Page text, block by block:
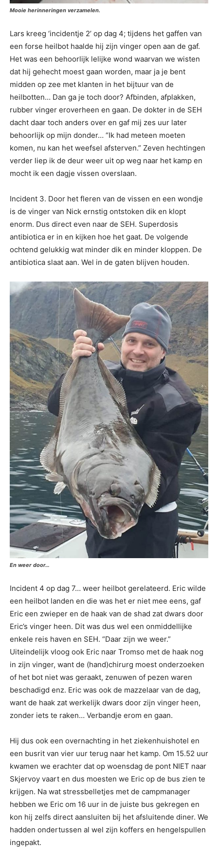
Mooie herinneringen verzamelen.
Lars kreeg ‘incidentje 2’ op dag 4; tijdens het gaffen van
een forse heilbot haalde hij zijn vinger open aan de gaf.
Het was een behoorlijk lelijke wond waarvan we wisten
dat hij gehecht moest gaan worden, maar ja je bent
midden op zee met klanten in het bijtuur van de
heilbotten… Dan ga je toch door? Afbinden, afplakken,
rubber vinger eroverheen en gaan. De dokter in de SEH
dacht daar toch anders over en gaf mij zes uur later
behoorlijk op mijn donder… “Ik had meteen moeten
komen, nu kan het weefsel afsterven.” Zeven hechtingen
verder liep ik de deur weer uit op weg naar het kamp en
mocht ik een dagje vissen overslaan.
Incident 3. Door het fleren van de vissen en een wondje
is de vinger van Nick ernstig ontstoken dik en klopt
enorm. Dus direct even naar de SEH. Superdosis
antibiotica er in en kijken hoe het gaat. De volgende
ochtend gelukkig wat minder dik en minder kloppen. De
antibiotica slaat aan. Wel in de gaten blijven houden.
En weer door…
Incident 4 op dag 7… weer heilbot gerelateerd. Eric wilde
een heilbot landen en die was het er niet mee eens, gaf
Eric een zwieper en de haak van de shad zat dwars door
Eric’s vinger heen. Dit was dus wel een onmiddellijke
enkele reis haven en SEH. “Daar zijn we weer.”
Uiteindelijk vloog ook Eric naar Tromso met de haak nog
in zijn vinger, want de (hand)chirurg moest onderzoeken
of het bot niet was geraakt, zenuwen of pezen waren
beschadigd enz. Eric was ook de mazzelaar van de dag,
want de haak zat werkelijk dwars door zijn vinger heen,
zonder iets te raken… Verbandje erom en gaan.
Hij dus ook een overnachting in het ziekenhuishotel en
een busrit van vier uur terug naar het kamp. Om 15.52 uur
kwamen we erachter dat op woensdag de pont NIET naar
Skjervoy vaart en dus moesten we Eric op de bus zien te
krijgen. Na wat stressbelletjes met de campmanager
hebben we Eric om 16 uur in de juiste bus gekregen en
kon hij zelfs direct aansluiten bij het afsluitende diner. We
hadden ondertussen al wel zijn koffers en hengelspullen
ingepakt.